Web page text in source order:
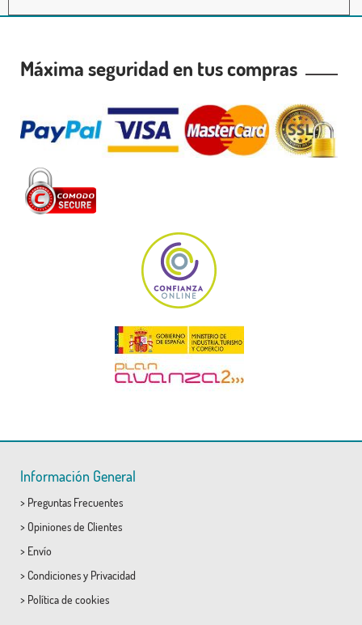
Máxima seguridad en tus compras
Información General
> Preguntas Frecuentes
> Opiniones de Clientes
> Envío
> Condicionesy Privacidad
> Política de cookies